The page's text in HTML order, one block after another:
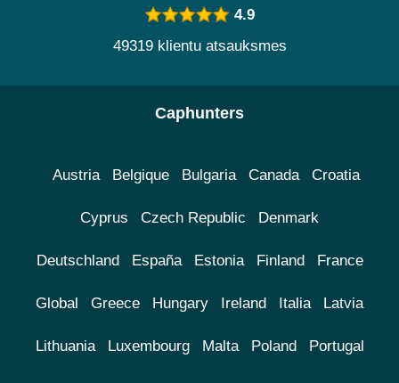
4.9
49319 klientu atsauksmes
Caphunters
Austria Belgique Bulgaria Canada Croatia
Cyprus Czech Republic Denmark
Deutschland España Estonia Finland France
Global Greece Hungary Ireland Italia Latvia
Lithuania Luxembourg Malta Poland Portugal